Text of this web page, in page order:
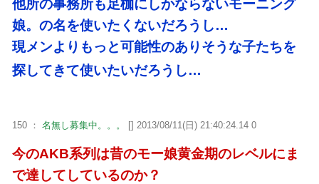
他所の事務所も足枷にしかならないモーニング
娘。の名を使いたくないだろうし…
現メンよりもっと可能性のありそうな子たちを
探してきて使いたいだろうし…
150 ： 名無し募集中。。。 [] 2013/08/11(日) 21:40:24.14 0
今のAKB系列は昔のモー娘黄金期のレベルにま
で達してしているのか？